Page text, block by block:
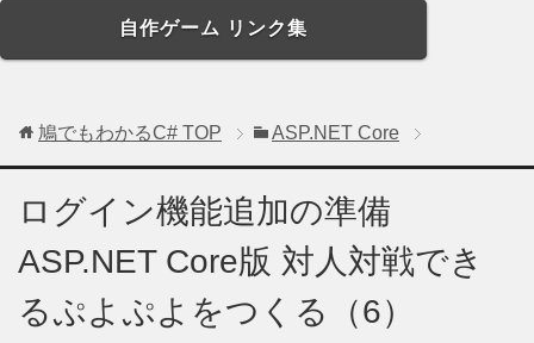
自作ゲーム リンク集
鳩でもわかるC# TOP ASP.NET Core
ログイン機能追加の準備
ASP.NET Core版 対人対戦でき
るぷよぷよをつくる（6）